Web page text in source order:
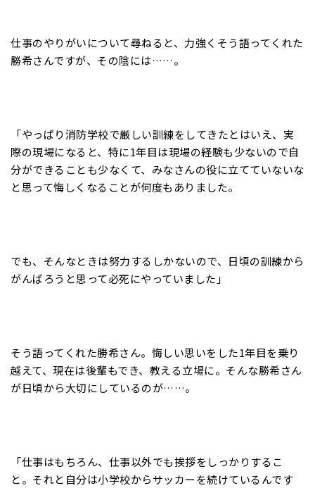
仕事のやりがいについて尋ねると、力強くそう語ってくれた
勝希さんですが、その陰には……。
「やっぱり消防学校で厳しい訓練をしてきたとはいえ、実
際の現場になると、特に1年目は現場の経験も少ないので自
分ができることも少なくて、みなさんの役に立てていないな
と思って悔しくなることが何度もありました。
でも、そんなときは努力するしかないので、日頃の訓練から
がんばろうと思って必死にやっていました」
そう語ってくれた勝希さん。悔しい思いをした1年目を乗り
越えて、現在は後輩もでき、教える立場に。そんな勝希さん
が日頃から大切にしているのが……。
「仕事はもちろん、仕事以外でも挨拶をしっかりするこ
と。それと自分は小学校からサッカーを続けているんです